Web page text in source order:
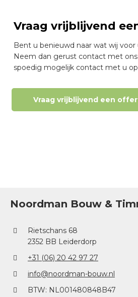
Vraag vrijblijvend
Bent u benieuwd naar wat wij
Neem dan gerust contact met
spoedig mogelijk contact met u
Vraag vrijblijvend een
Noordman Bouw &
Rietschans 68
2352 BB Leiderdorp
+31 (06) 20 42 97 27
info@noordman-bouw.nl
BTW: NL001480848B47